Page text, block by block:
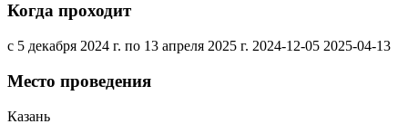
Когда проходит
с 5 декабря 2024 г. по 13 апреля 2025 г. 2024-12-05 2025-04-13
Место проведения
Казань